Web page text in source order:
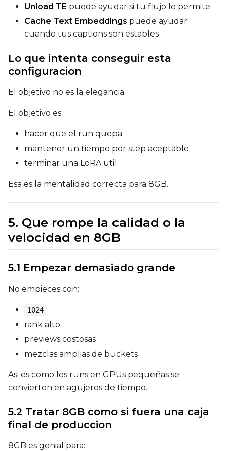
ToggleWalk Seed
Walk Seed
Advanced Sampling
ToggleSkip First Sample
Skip First Sample
Toggle
Unload TE puede ayudar si tu flujo lo permite
Cache Text Embeddings puede ayudar
cuando tus captions son estables
Lo que intenta conseguir esta
configuracion
El objetivo no es la elegancia.
El objetivo es:
hacer que el run quepa
mantener un tiempo por step aceptable
terminar una LoRA util
Esa es la mentalidad correcta para 8GB.
5. Que rompe la calidad o la
velocidad en 8GB
5.1 Empezar demasiado grande
No empieces con:
1024
rank alto
previews costosas
mezclas amplias de buckets
Asi es como los runs en GPUs pequeñas se
convierten en agujeros de tiempo.
5.2 Tratar 8GB como si fuera una caja
final de produccion
8GB es genial para: